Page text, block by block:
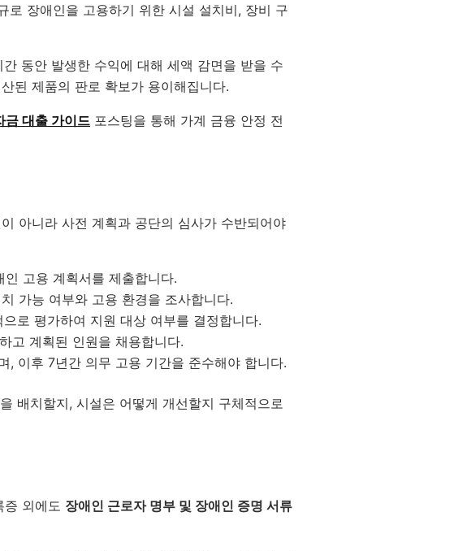
로 장애인을 고용하기 위한 시설 설치비, 장비 구
동안 발생한 수익에 대해 세액 감면을 받을 수
된 제품의 판로 확보가 용이해집니다.
금 대출 가이드 포스팅을 통해 가계 금융 안정 전
아니라 사전 계획과 공단의 심사가 수반되어야
고용 계획서를 제출합니다.
가능 여부와 고용 환경을 조사합니다.
로 평가하여 지원 대상 여부를 결정합니다.
고 계획된 인원을 채용합니다.
, 이후 7년간 의무 고용 기간을 준수해야 합니다.
배치할지, 시설은 어떻게 개선할지 구체적으로
외에도 장애인 근로자 명부 및 장애인 증명 서류